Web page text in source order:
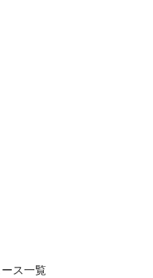
ス一覧